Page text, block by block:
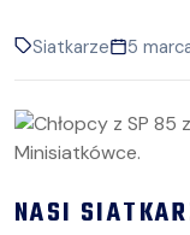
Siatkarze 5
NASI